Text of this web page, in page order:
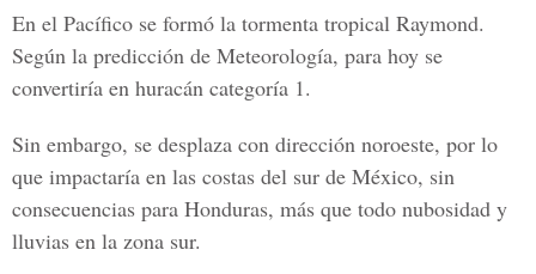
En el Pacífico se formó la tormenta tropical Raymond.
Según la predicción de Meteorología, para hoy se
convertiría en huracán categoría 1.
Sin embargo, se desplaza con dirección noroeste, por lo
que impactaría en las costas del sur de México, sin
consecuencias para Honduras, más que todo nubosidad y
lluvias en la zona sur.